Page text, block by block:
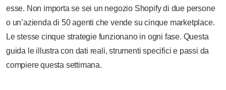
esse. Non importa se sei un negozio Shopify di due persone
o un’azienda di 50 agenti che vende su cinque marketplace.
Le stesse cinque strategie funzionano in ogni fase. Questa
guida le illustra con dati reali, strumenti specifici e passi da
compiere questa settimana.